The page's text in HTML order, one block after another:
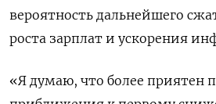
вероятность дальнейшего
роста зарплат и ускорения
«Я думаю, что более приятен